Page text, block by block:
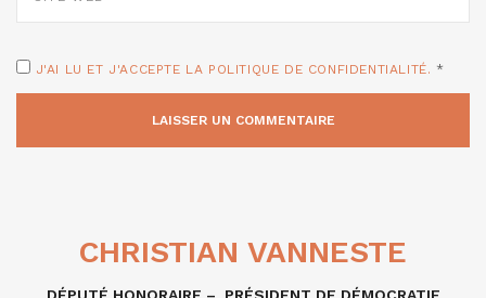
J'AI LU ET J'ACCEPTE LA POLITIQUE DE CONFIDENTIALITÉ. *
CHRISTIAN VANNESTE